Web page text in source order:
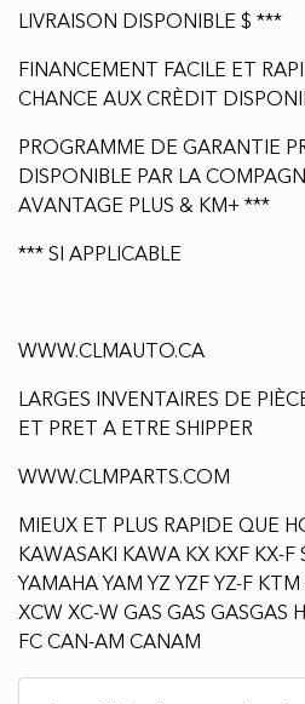
LIVRAISON DISPONIBLE $ ***
FINANCEMENT FACILE ET
CHANCE AUX CRÈDIT
PROGRAMME DE GARANTIE
DISPONIBLE PAR LA
AVANTAGE PLUS & KM+ ***
*** SI APPLICABLE
WWW.CLMAUTO.CA
LARGES INVENTAIRES DE
ET PRET A ETRE SHIPPER
WWW.CLMPARTS.COM
MIEUX ET PLUS RAPIDE QUE
KAWASAKI KAWA KX KXF KX-F
YAMAHA YAM YZ YZF YZ-F KTM
XCW XC-W GAS GAS GASGAS
FC CAN-AM CANAM